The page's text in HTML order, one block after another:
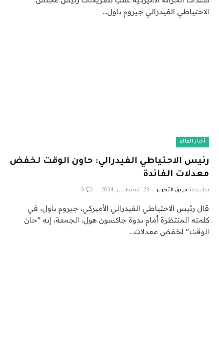
الاحتياطي الفيدرالي جيروم باول…
أخبار العالم
رئيس الاحتياطي الفيدرالي: حاون الوقت لخفض
معدلات الفائدة
بواسطة فريق التحرير 23 أغسطس، 2024 0
قال رئيس الاحتياطي الفيدرالي الأميركي، جيروم باول، في
كلمته المنتظرة أمام ندوة جاكسون هول، الجمعة، إنه “حان
الوقت” لخفض معدلات…